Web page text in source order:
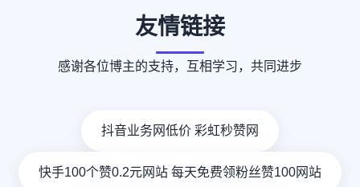
友情链接
感谢各位博主的支持，互相学习，共同进步
抖音业务网低价 彩虹秒赞网
快手100个赞0.2元网站 每天免费领粉丝赞100网站